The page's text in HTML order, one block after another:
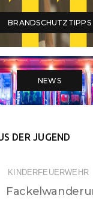
BRANDSCHUTZTIPPS
NEWS
DER JUGEND
KINDERFEUERWEHR